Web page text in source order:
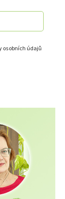
osobních údajů